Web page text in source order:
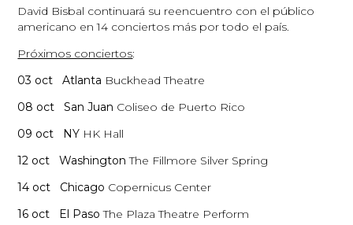
David Bisbal continuará su reencuentro con el público
americano en 14 conciertos más por todo el país.
Próximos conciertos:
03 oct Atlanta Buckhead Theatre
08 oct San Juan Coliseo de Puerto Rico
09 oct NY HK Hall
12 oct WashingtonThe Fillmore Silver Spring
14 oct Chicago Copernicus Center
16 oct El PasoThe Plaza Theatre Perform